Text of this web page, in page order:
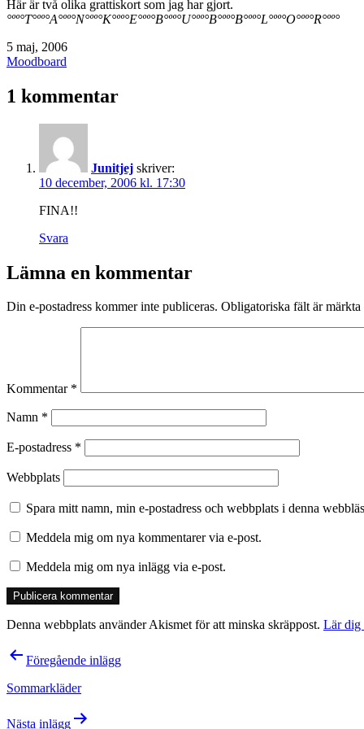
Här är två olika grattiskort som jag har gjort.
°ºº°T°ºº°A°ºº°N°ºº°K°ºº°E°ºº°B°ºº°U°ºº°B°ºº°B°ºº°L°ºº°O°ºº°R°ºº°
Publicerat
den
5 maj, 2006
Kategoriserat
Moodboard
1 kommentar
Junitjej skriver:
10 december, 2006 kl. 17:30
FINA!!
Svara
Lämna en kommentar
Din e-postadress kommer inte publiceras. Obligatoriska fält är märkta
Kommentar *
Namn *
E-postadress *
Webbplats
Spara mitt namn, min e-postadress och webbplats i denna
Meddela mig om nya kommentarer via e-post.
Meddela mig om nya inlägg via e-post.
Denna webbplats använder Akismet för att minska skräppost. Lär dig
Inläggsnavigering
Föregående inlägg
Sommarkläder
Nästa inlägg